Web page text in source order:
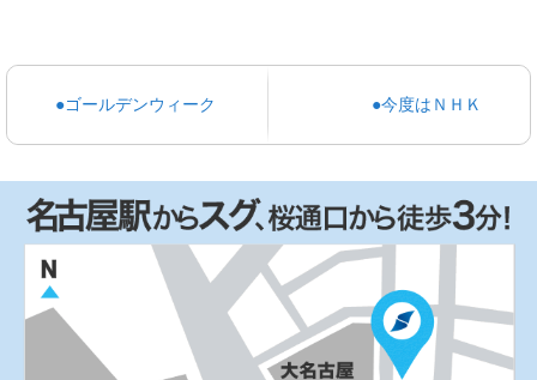
●ゴールデンウィーク ●今度はＮＨＫ